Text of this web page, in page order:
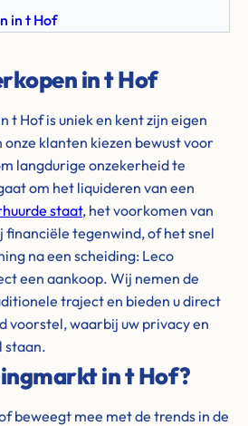
in t Hof
in t Hof
t Hof is uniek en kent zijn eigen
klanten kiezen bewust voor
langdurige onzekerheid te
om het liquideren van een
staat, het voorkomen van
financiële tegenwind, of het snel
na een scheiding: Leco
een aankoop. Wij nemen de
traject en bieden u direct
voorstel, waarbij uw privacy en
staan.
in t Hof?
beweegt mee met de trends in de